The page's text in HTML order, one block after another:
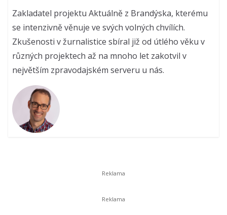
Zakladatel projektu Aktuálně z Brandýska, kterému
se intenzivně věnuje ve svých volných chvílích.
Zkušenosti v žurnalistice sbíral již od útlého věku v
různých projektech až na mnoho let zakotvil v
největším zpravodajském serveru u nás.